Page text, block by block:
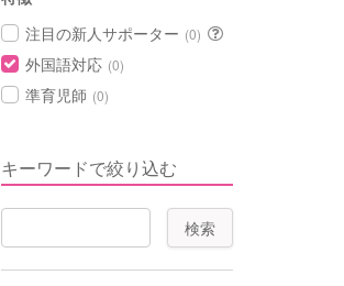
注目の新人サポーター (0)
外国語対応 (0)
準育児師 (0)
キーワードで絞り込む